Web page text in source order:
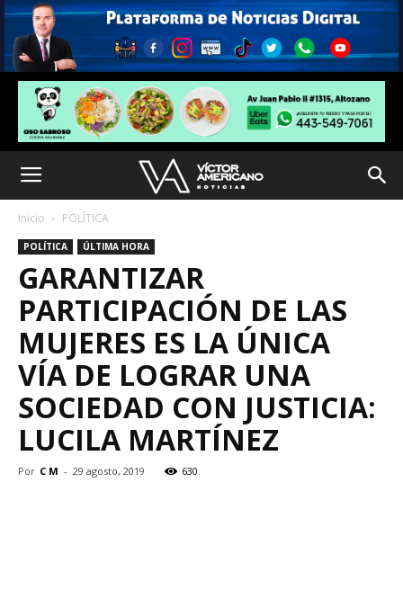
Inicio POLÍTICA
POLÍTICA ÚLTIMA HORA
GARANTIZAR
PARTICIPACIÓN DE LAS
MUJERES ES LA ÚNICA
VÍA DE LOGRAR UNA
SOCIEDAD CON JUSTICIA:
LUCILA MARTÍNEZ
Por C M - 29 agosto, 2019 630